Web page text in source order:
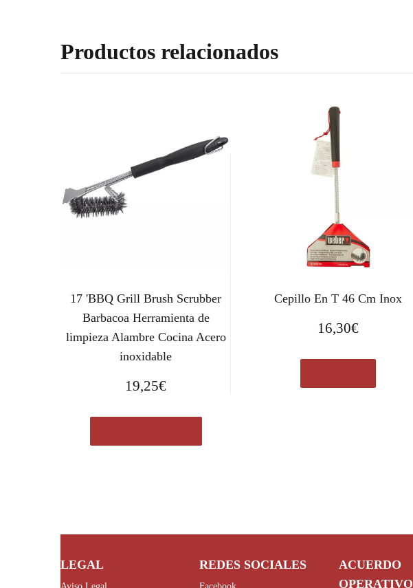
Productos relacionados
17 'BBQ Grill Brush Scrubber
Barbacoa Herramienta de
limpieza Alambre Cocina Acero
inoxidable
19,25€
Cepillo En T 46 Cm Inox
16,30€
LEGAL REDES SOCIALES
ACUERDO
OPERATIVO